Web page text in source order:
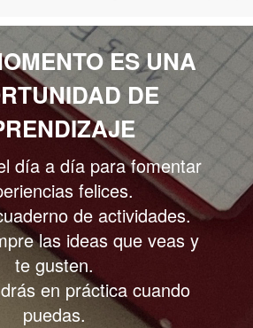
ES UNA
DE
día a día para fomentar
felices.
de actividades.
las ideas que veas y
te gusten.
en práctica cuando
puedas.